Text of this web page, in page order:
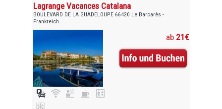
Lagrange Vacances Catalana
BOULEVARD DE LA GUADELOUPE 66420 Le Barcarès -
Frankreich
ab 21€